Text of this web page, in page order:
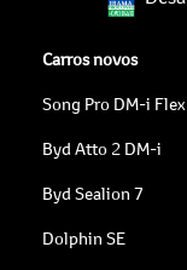
Carros novos
Song Pro DM-i Flex
Byd Atto 2 DM-i
Byd Sealion 7
Dolphin SE